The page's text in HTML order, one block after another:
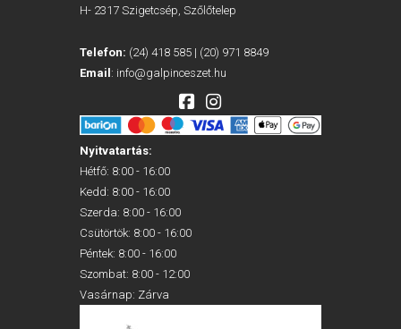
H- 2317 Szigetcsép, Szőlőtelep
Telefon: (24) 418 585 | (20) 971 8849
Email : info@galpinceszet.hu
Nyitvatartás:
Hétfő: 8:00 - 16:00
Kedd: 8:00 - 16:00
Szerda: 8:00 - 16:00
Csütörtök: 8:00 - 16:00
Péntek: 8:00 - 16:00
Szombat: 8:00 - 12:00
Vasárnap: Zárva